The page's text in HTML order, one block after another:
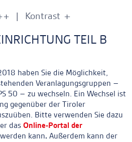
Kontrast +
-
TEIL B
haben Sie die Möglichkeit,
Veranlagungsgruppen –
50 – zu wechseln. Ein Wechsel ist
gegenüber der Tiroler
Bitte verwenden Sie dazu
dasOnline-Portal der
kann. Außerdem kann der